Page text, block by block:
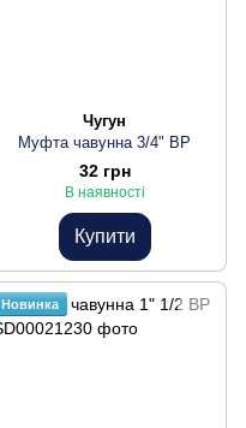
Чугун
Муфта чавунна 3/4" ВР
32 грн
В наявності
Купити
Новинка